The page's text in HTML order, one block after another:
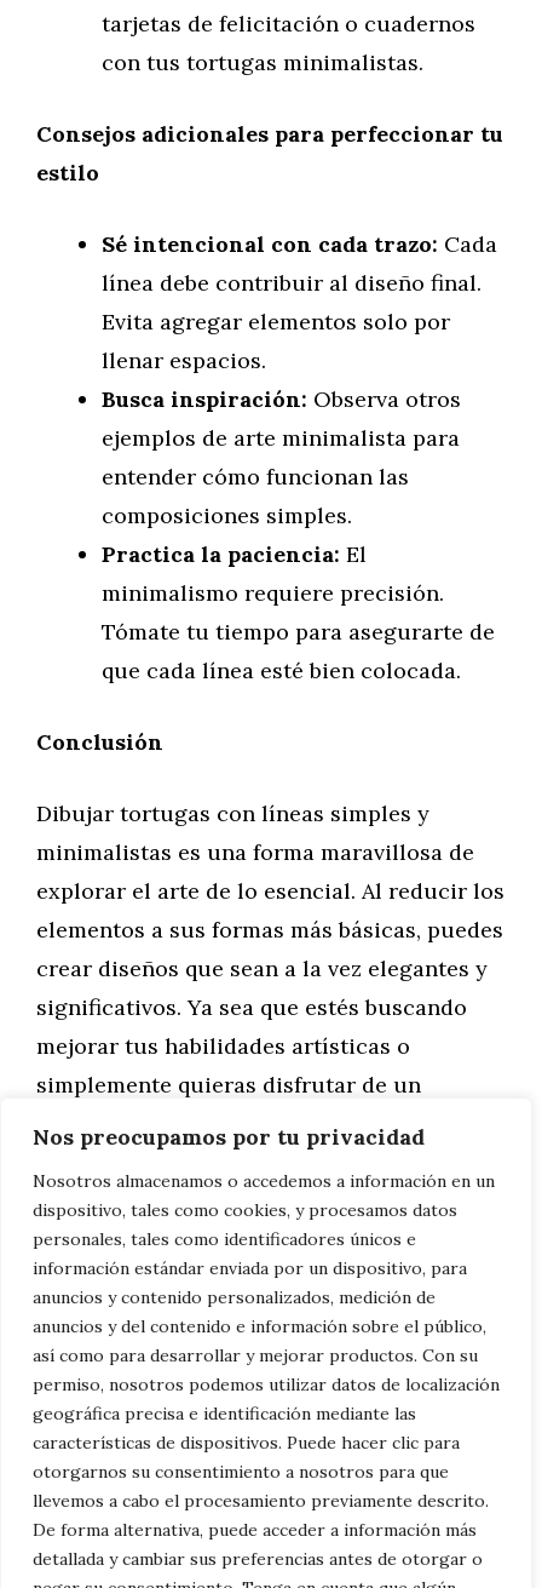
Nos preocupamos por tu privacidad
Nosotros almacenamos o accedemos a información en un
dispositivo, tales como cookies, y procesamos datos
personales, tales como identificadores únicos e
información estándar enviada por un dispositivo, para
anuncios y contenido personalizados, medición de
anuncios y del contenido e información sobre el público,
así como para desarrollar y mejorar productos. Con su
permiso, nosotros podemos utilizar datos de localización
geográfica precisa e identificación mediante las
características de dispositivos. Puede hacer clic para
otorgarnos su consentimiento a nosotros para que
llevemos a cabo el procesamiento previamente descrito.
De forma alternativa, puede acceder a información más
detallada y cambiar sus preferencias antes de otorgar o
tarjetas de felicitación o cuadernos
con tus tortugas minimalistas.
Consejos adicionales para perfeccionar tu
estilo
Sé intencional con cada trazo: Cada
línea debe contribuir al diseño final.
Evita agregar elementos solo por
llenar espacios.
Busca inspiración: Observa otros
ejemplos de arte minimalista para
entender cómo funcionan las
composiciones simples.
Practica la paciencia: El
minimalismo requiere precisión.
Tómate tu tiempo para asegurarte de
que cada línea esté bien colocada.
Conclusión
Dibujar tortugas con líneas simples y
minimalistas es una forma maravillosa de
explorar el arte de lo esencial. Al reducir los
elementos a sus formas más básicas, puedes
crear diseños que sean a la vez elegantes y
significativos. Ya sea que estés buscando
mejorar tus habilidades artísticas o
simplemente quieras disfrutar de un
proceso creativo relajante, este estilo te
Así que toma tu lápiz o rotulador, deja que
la simplicidad guíe tu mano y descubre la
belleza de capturar la esencia de una
tortuga con unos pocos trazos. ¡El arte
minimalista está esperando a que lo
explores!
¿Buscasdibujos tortugas
Categorías
Familia,General
Domina el Arte de la Precisión: Cómo